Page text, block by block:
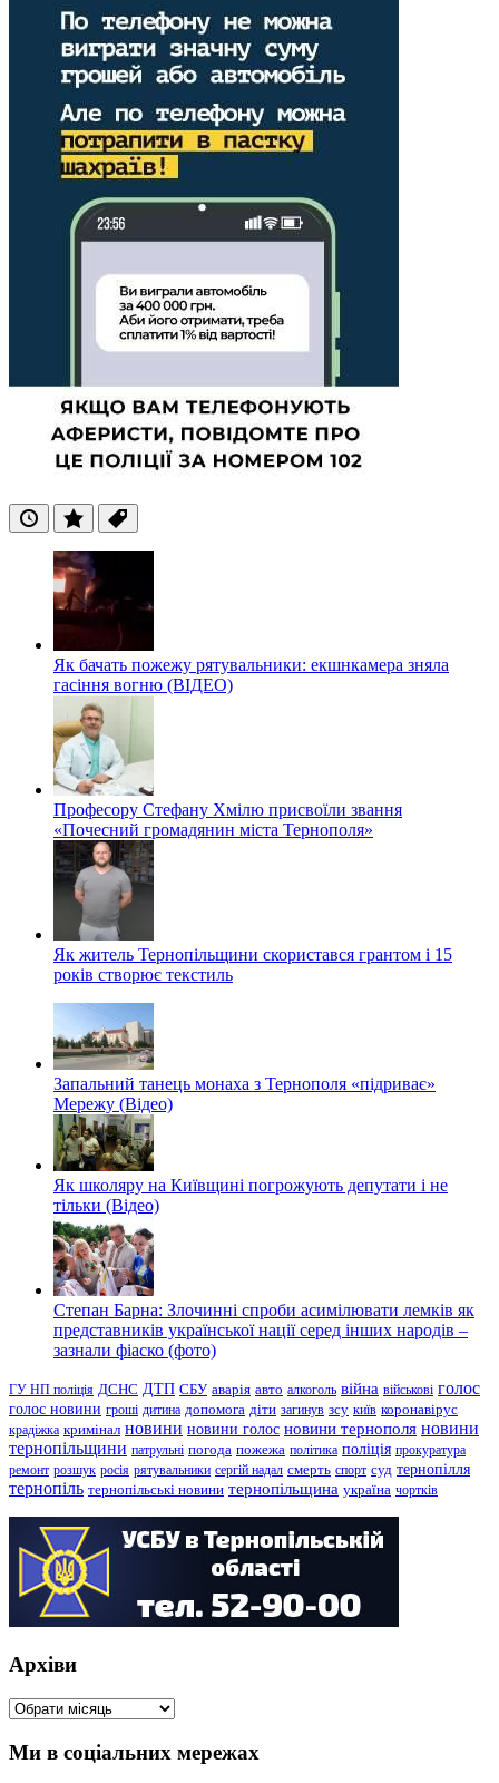
ОстанніПопулярні
Теги
Як бачать пожежу рятувальники: екшнкамера зняла
гасіння вогню (ВІДЕО)
Професору Стефану Хмілю присвоїли звання
«Почесний громадянин міста Тернополя»
Як житель Тернопільщини скористався грантом і 15
років створює текстиль
Запальний танець монаха з Тернополя «підриває»
Мережу (Відео)
Як школяру на Київщині погрожують депутати і не
тільки (Відео)
Степан Барна: Злочинні спроби асимілювати лемків як
представників української нації серед інших народів –
зазнали фіаско (фото)
ГУ НП поліція ДСНС ДТП СБУ аварія авто алкоголь війна військові голос
голос новини гроші дитина допомога діти загинув зсу київ коронавірус
крадіжка кримінал новини новини голос новини тернополя новини
тернопільщини патрульні погода пожежа політика поліція прокуратура
ремонт розшук росія рятувальники сергій надал смерть спорт суд тернопілля
тернопіль тернопільські новини тернопільщина україна чортків
Архіви
Архіви
Ми в соціальних мережах